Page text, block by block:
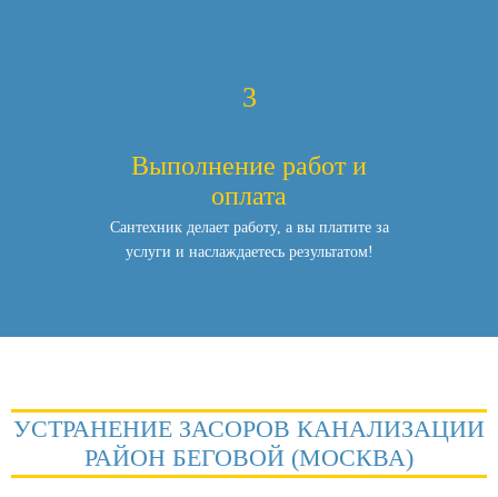
3
Выполнение работ и
оплата
Сантехник делает работу, а вы платите за
услуги и наслаждаетесь результатом!
УСТРАНЕНИЕ ЗАСОРОВ КАНАЛИЗАЦИИ
РАЙОН БЕГОВОЙ (МОСКВА)